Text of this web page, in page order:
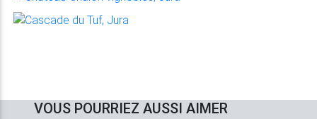
VOUS POURRIEZ AUSSI AIMER